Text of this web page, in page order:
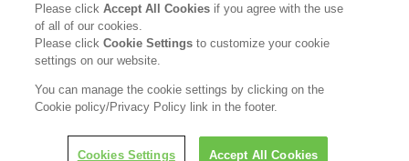
個人情報保護方針
ソーシャルメディアポリシー
Please clickAccept All Cookies if you agree with the use
of all of our cookies.
Please clickCookie Settingsto customize your cookie
settings on our website.
You can manage the cookie settings by clicking on the
Cookie policy/Privacy Policy link in the footer.
Cookies Settings Accept All Cookies